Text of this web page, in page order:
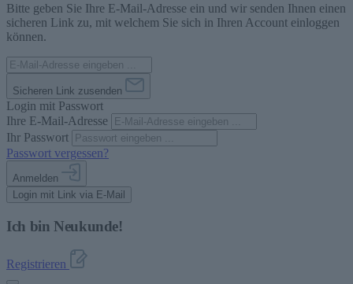
Bitte geben Sie Ihre E-Mail-Adresse ein und wir senden Ihnen einen
sicheren Link zu, mit welchem Sie sich in Ihren Account einloggen
können.
Sicheren Link zusenden
Login mit Passwort
Ihre E-Mail-Adresse
Ihr Passwort
Passwort vergessen?
Anmelden
Login mit Link via E-Mail
Ich bin Neukunde!
Registrieren